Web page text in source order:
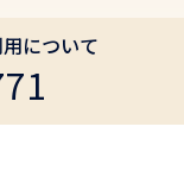
について